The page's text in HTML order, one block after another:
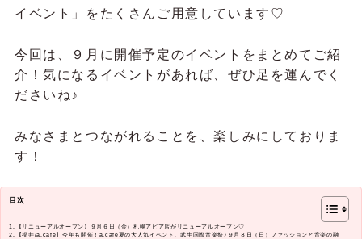
イベント」をたくさんご用意しています♡
今回は、９月に開催予定のイベントをまとめてご紹
介！気になるイベントがあれば、ぜひ足を運んでく
ださいね♪
みなさまとつながれることを、楽しみにしておりま
す！
目次
【リニューアルオープン】９月６日（金）札幌アピア店がリニューアルオープン♡
【福井/a.cafe】今年も開催！a.cafe夏の大人気イベント、武生国際音楽祭♪９月８日（日）ファッションと音楽の融